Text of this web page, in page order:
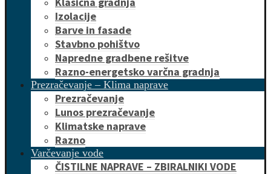
Izolacije
Barve in fasade
Stavbno pohištvo
Napredne gradbene rešitve
Razno-energetsko varčna gradnja
Prezračevanje – Klima naprave
Prezračevanje
Lunos prezračevanje
Klimatske naprave
Razno
Varčevanje vode
ČISTILNE NAPRAVE – ZBIRALNIKI VODE